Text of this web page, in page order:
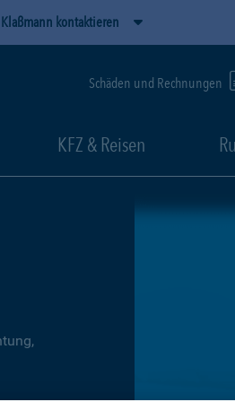
Klaßmann kontaktieren
Schäden und Rechnungen
KFZ & Reisen